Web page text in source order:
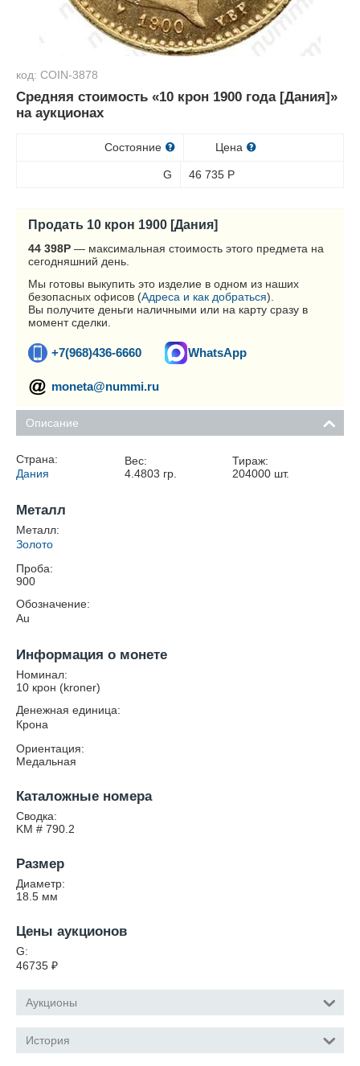
код: COIN-3878
Средняя стоимость «10 крон 1900 года [Дания]»
на аукционах
Состояние Цена
G 46 735 Р
Продать 10 крон 1900 [Дания]
44 398Р — максимальная стоимость этого предмета на
сегодняшний день.
Мы готовы выкупить это изделие в одном из наших
безопасных офисов (Адреса и как добраться).
Вы получите деньги наличными или на карту сразу в
момент сделки.
+7(968)436-6660 WhatsApp
moneta@nummi.ru
Описание
Страна:
Дания
Вес:
4.4803 гр.
Тираж:
204000 шт.
Металл
Металл:
Золото
Проба:
900
Обозначение:
Au
Информация о монете
Номинал:
10 крон (kroner)
Денежная единица:
Крона
Ориентация:
Медальная
Каталожные номера
Сводка:
KM # 790.2
Размер
Диаметр:
18.5 мм
Цены аукционов
G:
46735 ₽
Аукционы
История